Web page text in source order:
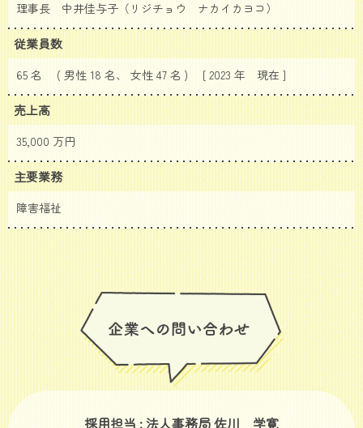
理事長 中井佳与子（リジチョウ ナカイカヨコ）
従業員数
65 名 ( 男性 18 名、 女性 47 名 ) [ 2023 年 現在 ]
売上高
35,000 万円
主要業務
障害福祉
採用担当 : 法人事務局 佐川 学寛